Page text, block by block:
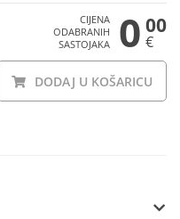
CIJENA
ODABRANIH
SASTOJAKA
0 00
€
DODAJ U KOŠARICU